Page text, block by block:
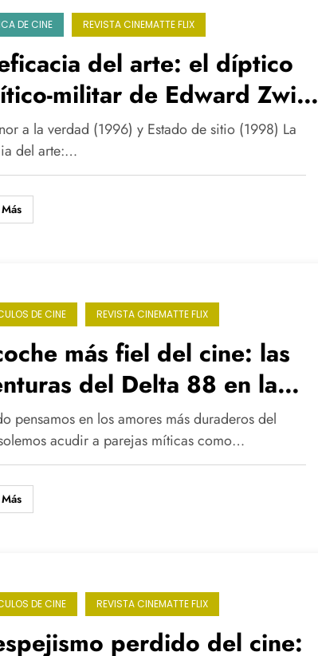
DE CINE REVISTA CINEMATTE FLIX
del arte: el díptico
militar de Edward Zwick
Washington
a la verdad (1996) y Estado de sitio (1998) La
del arte:…
DE CINE REVISTA CINEMATTE FLIX
más fiel del cine: las
del Delta 88 en la
de Sam Raimi
pensamos en los amores más duraderos del
acudir a parejas míticas como…
DE CINE REVISTA CINEMATTE FLIX
perdido del cine: